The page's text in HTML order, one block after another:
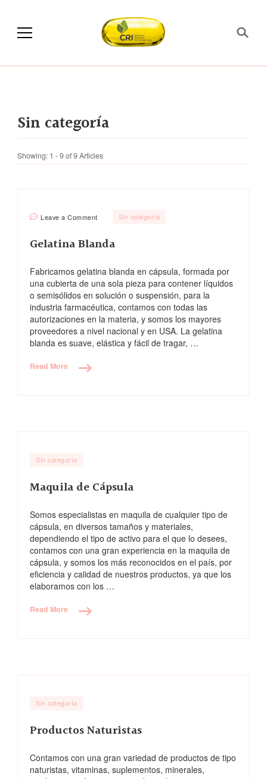
Sin categoría
Showing: 1 - 9 of 9 Articles
Leave a Commenton
Sin categoría
Gelatina Blanda
Fabricamos gelatina blanda en cápsula, formada por
una cubierta de una sola pieza para contener líquidos
o semisólidos en solución o suspensión, para la
industria farmacéutica, contamos con todas las
autorizaciones en la materia, y somos los mayores
proveedores a nivel nacional y en USA. La gelatina
blanda es suave, elástica y fácil de tragar, …
Read More
Sin categoría
Maquila de Cápsula
Somos especialistas en maquila de cualquier tipo de
cápsula, en diversos tamaños y materiales,
dependiendo el tipo de activo para el que lo desees,
contamos con una gran experiencia en la maquila de
cápsula, y somos los más reconocidos en el país, por
eficiencia y calidad de nuestros productos, ya que los
elaboramos con los …
Read More
Sin categoría
Productos Naturistas
Contamos con una gran variedad de productos de tipo
naturistas, vitaminas, suplementos, minerales,